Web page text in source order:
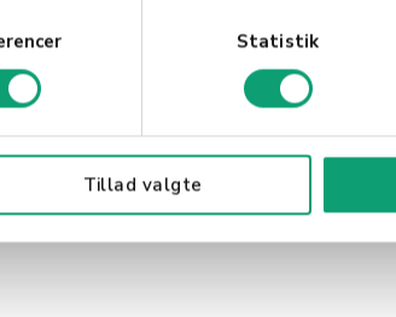
Statistik
Tillad valgte
kan bedrifter forbedre sin
utviklingen.